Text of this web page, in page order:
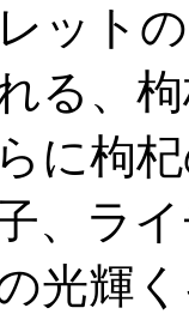
ット
る、
に枸
、ラ
光輝